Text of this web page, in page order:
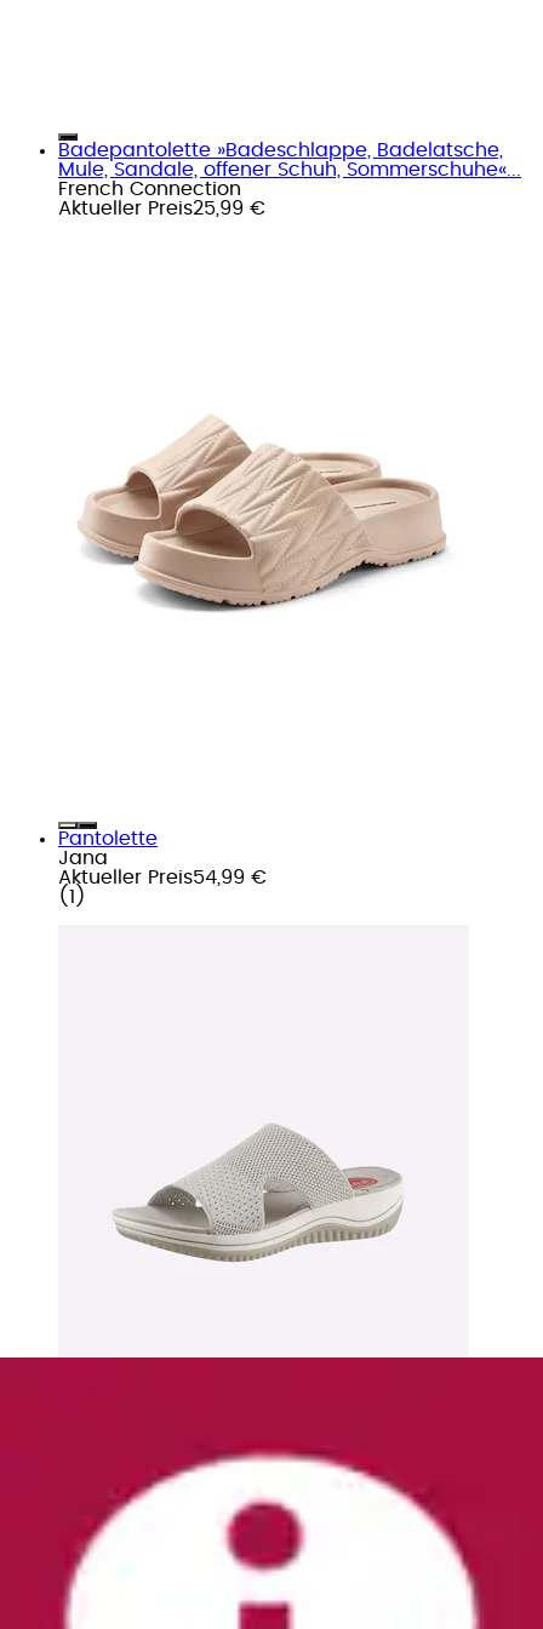
Badepantolette »Badeschlappe, Badelatsche,
Mule, Sandale, offener Schuh, Sommerschuhe«...
French Connection
Aktueller Preis25,99 €
Pantolette
Jana
Aktueller Preis54,99 €
( 1 )
+ Farben
Pantolette »CAPRI« , Plateau, Sandale,
Sommerschuh in Weite G (= weit)
Ara
Ursprünglicher Preis
- 21 %
Aktueller Preis
54,99 €